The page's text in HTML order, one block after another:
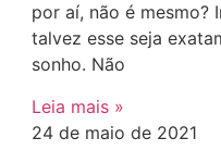
por aí, não é mesmo?
talvez esse seja
sonho. Não
Leia mais »
24 de maio de 2021